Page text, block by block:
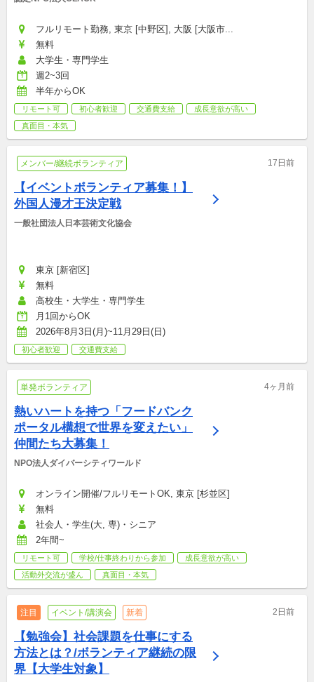
フルリモート勤務, 東京 [中野区], 大阪 [大阪市...
無料
大学生・専門学生
週2~3回
半年からOK
リモート可 初心者歓迎 交通費支給
成長意欲が高い
真面目・本気
メンバー/継続ボランティア 17日前
【イベントボランティア募集！】
外国人漫才王決定戦
一般社団法人日本芸術文化協会
東京 [新宿区]
無料
高校生・大学生・専門学生
月1回からOK
2026年8月3日(月)~11月29日(日)
初心者歓迎 交通費支給
単発ボランティア 4ヶ月前
熱いハートを持つ「フードバンク
ポータル構想で世界を変えたい」
仲間たち大募集！
NPO法人ダイバーシティワールド
オンライン開催/フルリモートOK, 東京 [杉並区]
無料
社会人・学生(大, 専)・シニア
2年間~
リモート可 学校/仕事終わりから参加
成長意欲が高い
活動外交流が盛ん
真面目・本気
注目 イベント/講演会 新着 2日前
【勉強会】社会課題を仕事にする
方法とは？/ボランティア継続の限
界【大学生対象】